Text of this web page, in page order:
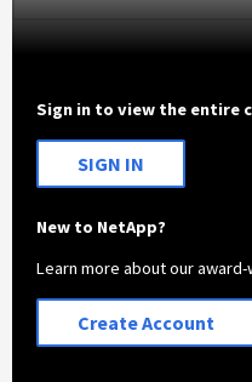
Sign in to view the entire
SIGN IN
New to NetApp?
Learn more about our
Create Account